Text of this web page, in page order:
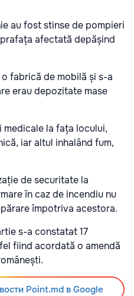
au fost stinse de pompieri
afectată depășind
fabrică de mobilă și s-a
erau depozitate mase
la fața locului,
iar altul inhalând fum,
de securitate la
în caz de incendiu nu
împotriva acestora.
s-a constatat 17
fiind acordată o amendă
Point.md в Google